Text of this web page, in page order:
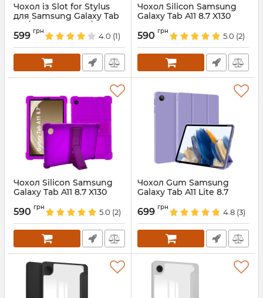
Чохол із Slot for Stylus
для Samsung Galaxy Tab
A11 / A9 (8.7'') (X110/X115)
HotPink
Артикул:86632
599 грн
4.0 (1)
Чохол Silicon Samsung
Galaxy Tab A11 8.7 X130
Артикул: 688352
590 грн
5.0 (2)
Чохол Silicon Samsung
Galaxy Tab A11 8.7 X130
Артикул: 688354
590 грн
5.0 (2)
Чохол Gum Samsung
Galaxy Tab A11 Lite 8.7
Артикул: 688593
699 грн
4.8 (3)